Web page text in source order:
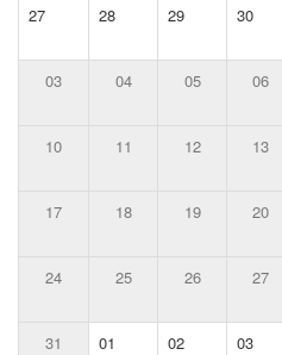
27
28 29 30
03 04 05 06
10 11 12 13
17 18 19 20
24 25 26 27
31 01 02 03